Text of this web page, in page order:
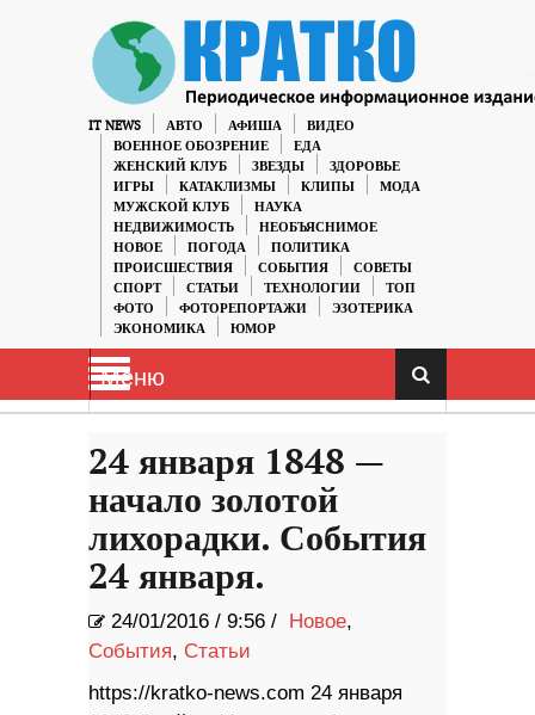
IT NEWS АВТО АФИША
ВИДЕО
ВОЕННОЕ ОБОЗРЕНИЕ
ЕДА
ЖЕНСКИЙ КЛУБ
ЗВЕЗДЫ
ЗДОРОВЬЕ
ИГРЫ
КАТАКЛИЗМЫ КЛИПЫ
МОДА
МУЖСКОЙ КЛУБ
НАУКА
НЕДВИЖИМОСТЬ
НЕОБЪЯСНИМОЕ
НОВОЕ
ПОГОДА
ПОЛИТИКА
ПРОИСШЕСТВИЯ
СОБЫТИЯ
СОВЕТЫ
СПОРТ
СТАТЬИ ТЕХНОЛОГИИ
ТОП
ФОТО
ФОТОРЕПОРТАЖИ
ЭЗОТЕРИКА
ЭКОНОМИКА
ЮМОР
Меню
24 января 1848 —
начало золотой
лихорадки. События
24 января.
24/01/2016 / 9:56 / Новое,
События, Статьи
https://kratko-news.com 24 января